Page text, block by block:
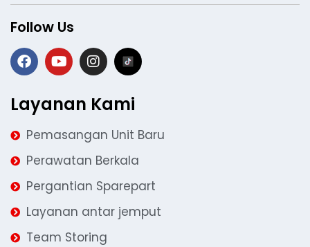
Follow Us
Layanan Kami
Pemasangan Unit Baru
Perawatan Berkala
Pergantian Sparepart
Layanan antar jemput
Team Storing